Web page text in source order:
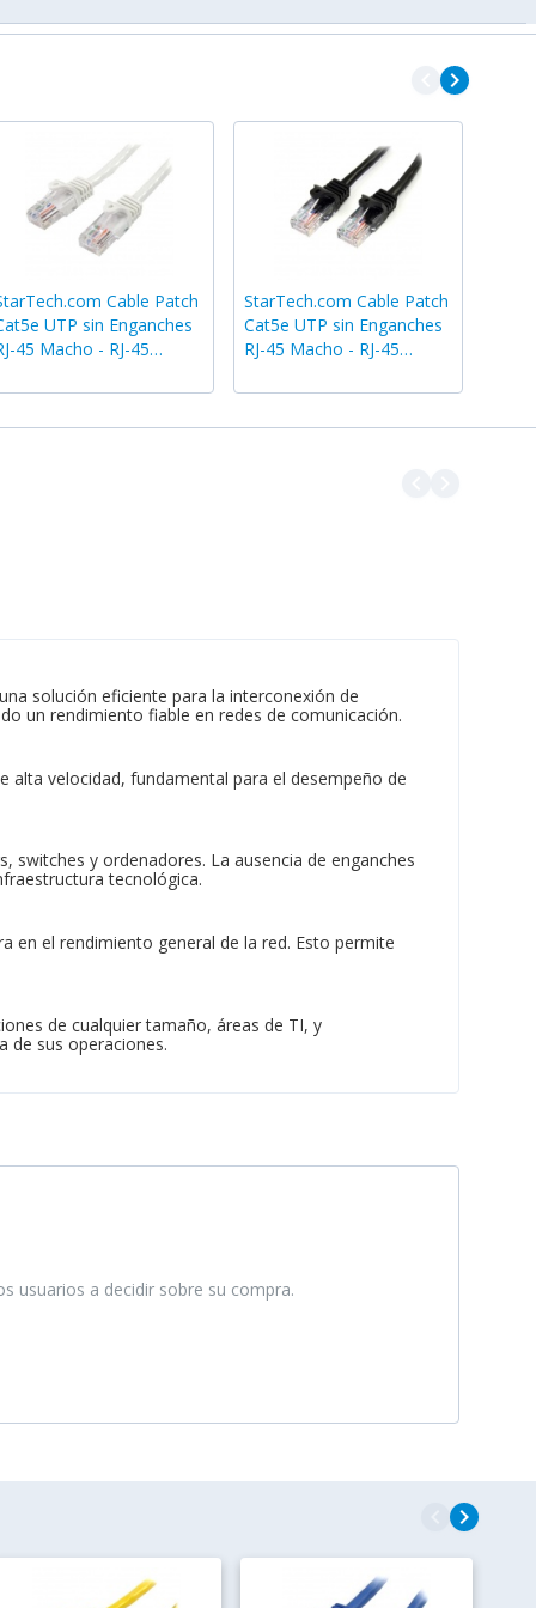
navigate_beforenavigate_next
Cable Patch
UTP sin Enganches
45 Macho - RJ-45
StarTech.com Cable Patch
Cat5e UTP sin Enganches
RJ-45 Macho - RJ-45
solución eficiente para la interconexión de
un rendimiento fiable en redes de comunicación.
alta velocidad, fundamental para el desempeño de
y ordenadores. La ausencia de enganches
tecnológica.
en el rendimiento general de la red. Esto permite
de cualquier tamaño, áreas de TI, y
de sus operaciones.
usuarios a decidir sobre su compra.
navigate_beforenavigate_next